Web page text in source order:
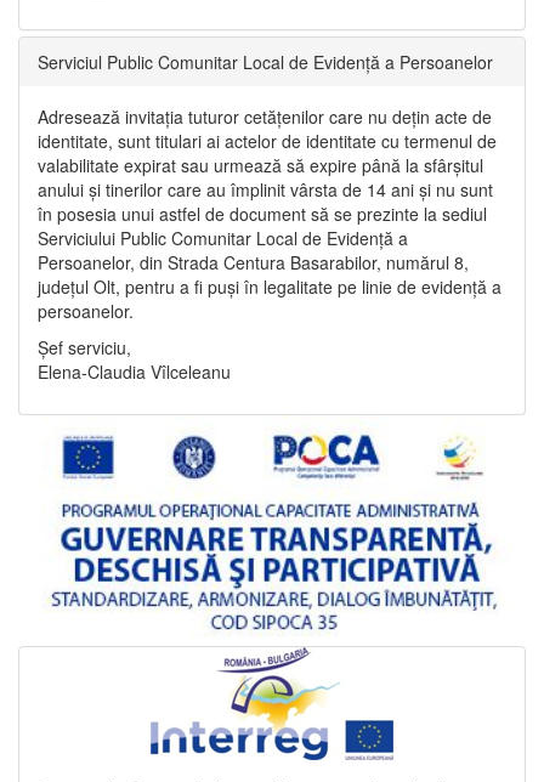
Serviciul Public Comunitar Local de Evidență a Persoanelor
Adresează invitația tuturor cetățenilor care nu dețin acte de
identitate, sunt titulari ai actelor de identitate cu termenul de
valabilitate expirat sau urmează să expire până la sfârșitul
anului și tinerilor care au împlinit vârsta de 14 ani și nu sunt
în posesia unui astfel de document să se prezinte la sediul
Serviciului Public Comunitar Local de Evidență a
Persoanelor, din Strada Centura Basarabilor, numărul 8,
județul Olt, pentru a fi puși în legalitate pe linie de evidență a
persoanelor.
Șef serviciu,
Elena-Claudia Vîlceleanu